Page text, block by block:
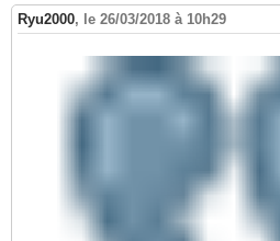
Ryu2000, le 26/03/2018 à 10h29